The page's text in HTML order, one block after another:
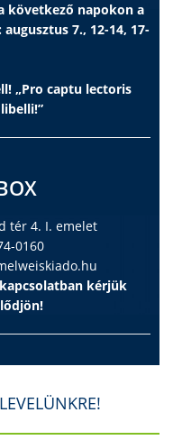
következő napokon a
7., 12-14, 17-
„Pro captu lectoris
tér 4. I. emelet
0160
kérjük